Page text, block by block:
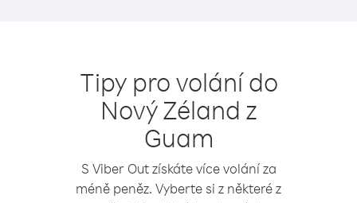
Tipy pro volání do
Nový Zéland z
Guam
S Viber Out získáte více volání za
méně peněz. Vyberte si z některé z